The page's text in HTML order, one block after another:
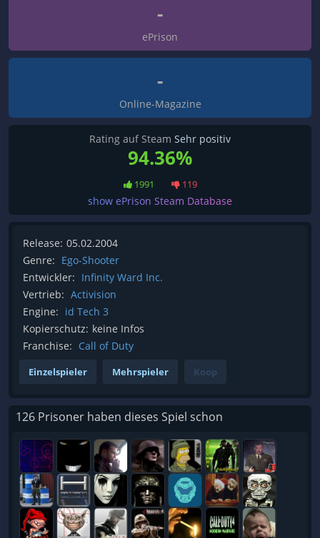
-
ePrison
-
Online-Magazine
Rating auf Steam Sehr positiv
94.36%
1991 119
show ePrison Steam Database
Release: 05.02.2004
Genre: Ego-Shooter
Entwickler: Infinity Ward Inc.
Vertrieb: Activision
Engine: id Tech 3
Kopierschutz: keine Infos
Franchise: Call of Duty
Einzelspieler Mehrspieler Koop
126 Prisoner haben dieses Spiel schon